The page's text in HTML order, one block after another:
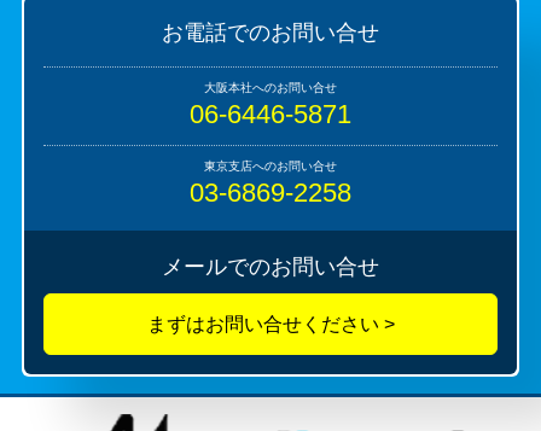
お電話でのお問い合せ
06-6446-5871
03-6869-2258
メールでのお問い合せ